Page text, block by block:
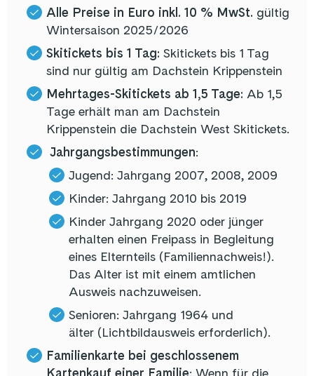
Alle Preise in Euro inkl. 10 % MwSt. gültig
Wintersaison 2025/2026
Skitickets bis 1 Tag: Skitickets bis 1 Tag
sind nur gültig am Dachstein Krippenstein
Mehrtages-Skitickets ab 1,5 Tage: Ab 1,5
Tage erhält man am Dachstein
Krippenstein die Dachstein West Skitickets.
Jahrgangsbestimmungen:
Jugend: Jahrgang 2007, 2008, 2009
Kinder: Jahrgang 2010 bis 2019
Kinder Jahrgang 2020 oder jünger
erhalten einen Freipass in Begleitung
eines Elternteils (Familiennachweis!).
Das Alter ist mit einem amtlichen
Ausweis nachzuweisen.
Senioren: Jahrgang 1964 und
älter (Lichtbildausweis erforderlich).
Familienkarte bei geschlossenem
Kartenkauf einer Familie: Wenn für die